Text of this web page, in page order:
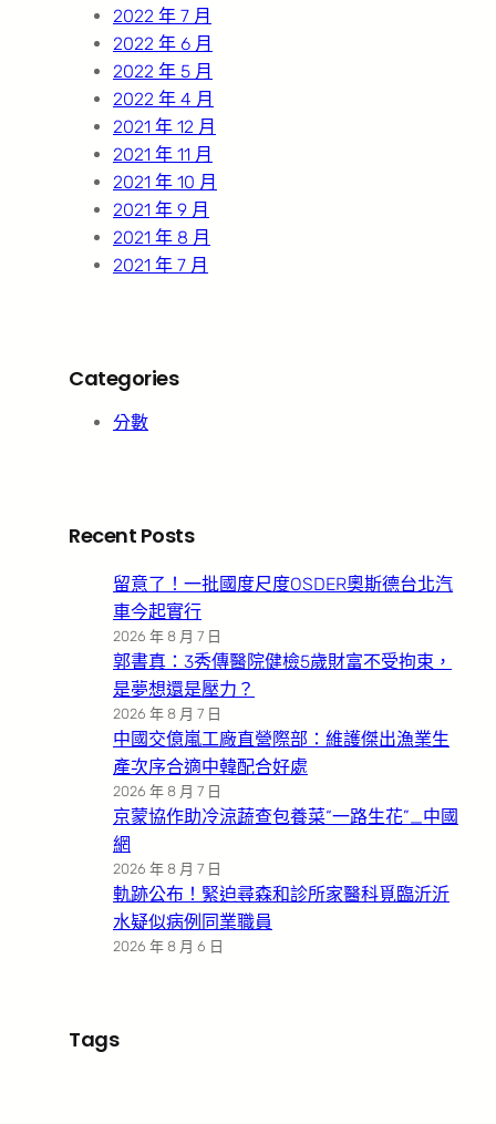
2022 年 7 月
2022 年 6 月
2022 年 5 月
2022 年 4 月
2021 年 12 月
2021 年 11 月
2021 年 10 月
2021 年 9 月
2021 年 8 月
2021 年 7 月
Categories
分數
Recent Posts
留意了！一批國度尺度OSDER奧斯德台北汽
車今起實行
2026 年 8 月 7 日
郭書真：3秀傳醫院健檢5歲財富不受拘束，
是夢想還是壓力？
2026 年 8 月 7 日
中國交億嵐工廠直營際部：維護傑出漁業生
產次序合適中韓配合好處
2026 年 8 月 7 日
京蒙協作助冷涼蔬查包養菜“一路生花”_中國
網
2026 年 8 月 7 日
軌跡公布！緊迫尋森和診所家醫科覓臨沂沂
水疑似病例同業職員
2026 年 8 月 6 日
Tags